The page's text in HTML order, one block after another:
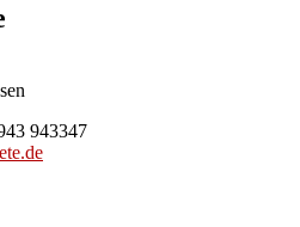
943347